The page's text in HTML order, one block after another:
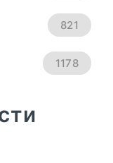
821
1178